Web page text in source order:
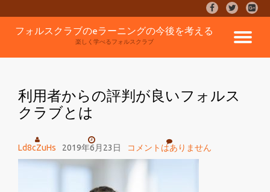
fa-
facebook
fa-
twitter
fa-
plus-
square
ナ
フォルスクラブのeラーニングの今後を考える
楽しく学べるフォルスクラブ
利用者からの評判が良いフォルス
クラブとは
Ld8cZuHs 2019年6月23日 コメントはありません